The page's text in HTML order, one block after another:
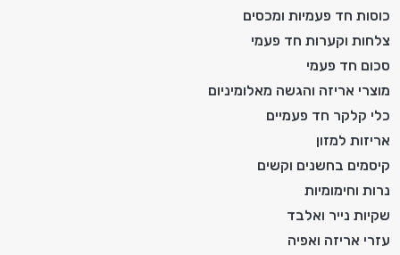
כוסות חד פעמיות ומכסים
צלחות וקערות חד פעמי
סכום חד פעמי
מוצרי אריזה והגשה מאלומיניום
כלי קלקר חד פעמיים
אריזות למזון
קיסמים בחשנים וקשים
נרות וחימומיות
שקיות נייר ואלבד
עזרי אריזה ואפיה